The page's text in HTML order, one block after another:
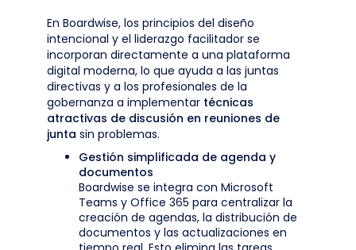
En Boardwise, los principios del diseño
intencional y el liderazgo facilitador se
incorporan directamente a una plataforma
digital moderna, lo que ayuda a las juntas
directivas y a los profesionales de la
gobernanza a implementar técnicas
atractivas de discusión en reuniones de
junta sin problemas.
Gestión simplificada de agenda y
documentos
Boardwise se integra con Microsoft
Teams y Office 365 para centralizar la
creación de agendas, la distribución de
documentos y las actualizaciones en